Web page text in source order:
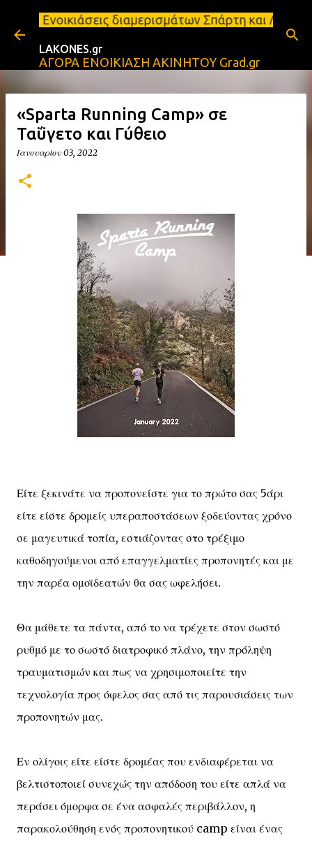
Μετάβαση στο κύριο περιεχόμενο
διαμερισμάτων Σπάρτη και Λακωνία Σπάρτη
LAKONES.gr
ΑΓΟΡΑ ΕΝΟΙΚΙΑΣΗ ΑΚΙΝΗΤΟΥ Grad.gr
«Sparta Running Camp» σε
Ταΰγετο και Γύθειο
Ιανουαρίου 03, 2022
Είτε ξεκινάτε να προπονείστε για το πρώτο σας 5άρι
είτε είστε δρομείς υπεραποστάσεων ξοδεύοντας χρόνο
σε μαγευτικά τοπία, εστιάζοντας στο τρέξιμο
καθοδηγούμενοι από επαγγελματίες προπονητές και με
την παρέα ομοϊδεατών θα σας ωφελήσει.
Θα μάθετε τα πάντα, από το να τρέχετε στον σωστό
ρυθμό με το σωστό διατροφικό πλάνο, την πρόληψη
τραυματισμών και πως να χρησιμοποιείτε την
τεχνολογία προς όφελος σας από τις παρουσιάσεις των
προπονητών μας.
Εν ολίγοις είτε είστε δρομέας που ενδιαφέρεται να
βελτιστοποιεί συνεχώς την απόδοση του είτε απλά να
περάσει όμορφα σε ένα ασφαλές περιβάλλον, η
παρακολούθηση ενός προπονητικού camp είναι ένας